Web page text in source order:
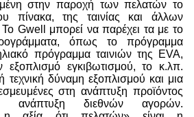
στην παροχή των πελατών το
πίνακα, της ταινίας και άλλων
Gwell μπορεί να παρέχει τα με το
όπως το πρόγραμμα
πρόγραμμα ταινιών της EVA,
εξοπλισμό εγκιβωτισμού, το κ.λπ.
τεχνική δύναμη εξοπλισμού και μια
στη ανάπτυξη προϊόντος
ανάπτυξη διεθνών αγορών.